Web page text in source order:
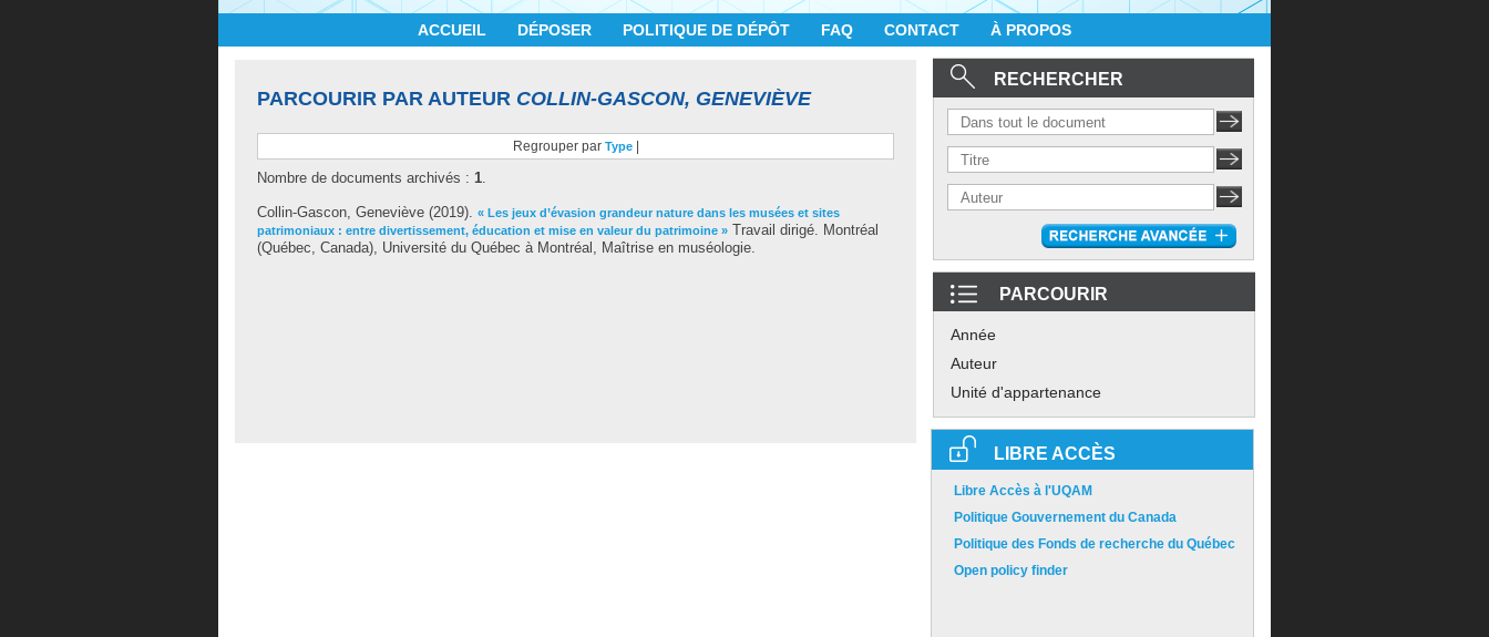
ACCUEIL DÉPOSER POLITIQUE DE DÉPÔT FAQ CONTACT À PROPOS
PARCOURIR PAR AUTEUR COLLIN-GASCON, GENEVIÈVE
Regrouper par Type
Nombre de documents archivés : 1.
Collin-Gascon, Geneviève (2019). « Les jeux d’évasion grandeur nature dans les musées et sites
patrimoniaux : entre divertissement, éducation et mise en valeur du patrimoine » Travail dirigé. Montréal
(Québec, Canada), Université du Québec à Montréal, Maîtrise en muséologie.
RECHERCHER
PARCOURIR
Année
Auteur
Unité d'appartenance
LIBRE ACCÈS
Libre Accès à l'UQAM
Politique Gouvernement du Canada
Politique des Fonds de recherche du Québec
Open policy finder